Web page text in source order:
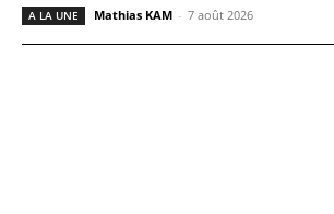
A LA UNE Mathias KAM - 7 août 2026